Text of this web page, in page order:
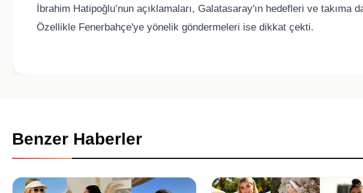
İbrahim Hatipoğlu’nun açıklamaları, Galatasaray'ın hedefleri ve
Özellikle Fenerbahçe'ye yönelik göndermeleri ise dikkat çekti.
Benzer Haberler